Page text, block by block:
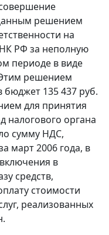
решением
на
НК РФ за неполную
периоде в виде
решением
бюджет 135 437 руб.
для принятия
налогового органа
сумму HДС,
март 2006 года, в
в
средств,
стоимости
реализованных